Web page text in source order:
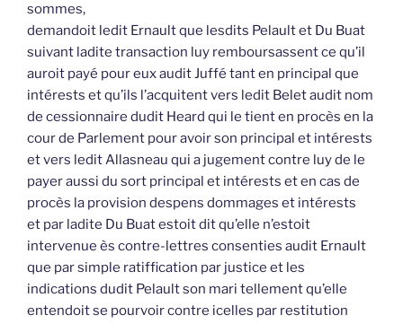
sommes,
demandoit ledit Ernault que lesdits Pelault et Du Buat
suivant ladite transaction luy remboursassent ce qu’il
auroit payé pour eux audit Juffé tant en principal que
intérests et qu’ils l’acquitent vers ledit Belet audit nom
de cessionnaire dudit Heard qui le tient en procès en la
cour de Parlement pour avoir son principal et intérests
et vers ledit Allasneau qui a jugement contre luy de le
payer aussi du sort principal et intérests et en cas de
procès la provision despens dommages et intérests
et par ladite Du Buat estoit dit qu’elle n’estoit
intervenue ès contre-lettres consenties audit Ernault
que par simple ratiffication par justice et les
indications dudit Pelault son mari tellement qu’elle
entendoit se pourvoir contre icelles par restitution